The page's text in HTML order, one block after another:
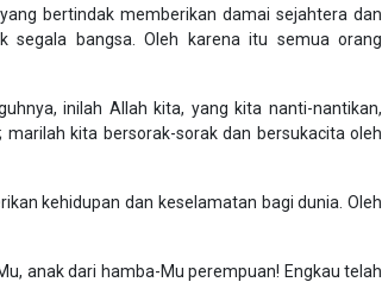
bertindak memberikan damai sejahtera dan
segala bangsa. Oleh karena itu semua orang
inilah Allah kita, yang kita nanti-nantikan,
kita bersorak-sorak dan bersukacita oleh
kehidupan dan keselamatan bagi dunia. Oleh
anak dari hamba-Mu perempuan! Engkau telah